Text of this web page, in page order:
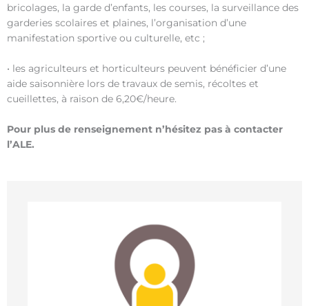
bricolages, la garde d’enfants, les courses, la surveillance des
garderies scolaires et plaines, l’organisation d’une
manifestation sportive ou culturelle, etc ;
• les agriculteurs et horticulteurs peuvent bénéficier d’une
aide saisonnière lors de travaux de semis, récoltes et
cueillettes, à raison de 6,20€/heure.
Pour plus de renseignement n’hésitez pas à contacter
l’ALE.